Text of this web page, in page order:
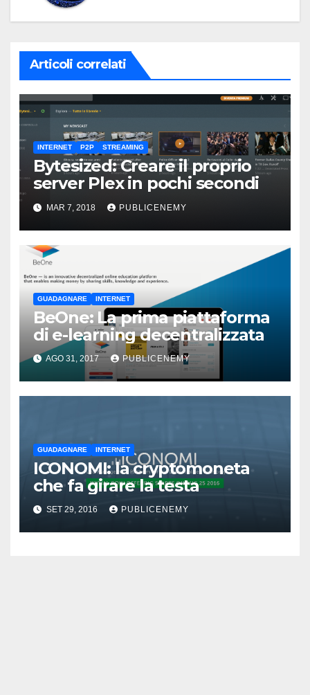
Articoli correlati
INTERNET P2P STREAMING
Bytesized: Creare il proprio
server Plex in pochi secondi
MAR 7, 2018 PUBLICENEMY
GUADAGNARE INTERNET
BeOne: La prima piattaforma
di e-learning decentralizzata
AGO 31, 2017 PUBLICENEMY
GUADAGNARE INTERNET
ICONOMI: la cryptomoneta
che fa girare la testa
SET 29, 2016 PUBLICENEMY